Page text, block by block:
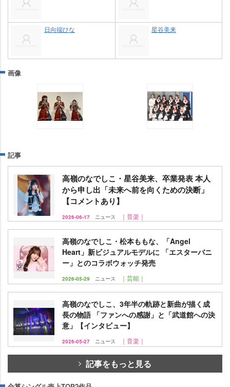
日向端ひな 星谷美来
画像
記事
高嶺のなでしこ・星谷美来、卒業発表 本人
から申し出「未来へ前を向くための決断」
【コメントあり】
2026-06-17 ニュース ｜音楽｜
高嶺のなでしこ・松本ももな、「Angel
Heart」新ビジュアルモデルに 「エスターバニ
ー」とのコラボウォッチ発売
2026-05-29 ニュース ｜芸能｜
高嶺のなでしこ、3年半の軌跡と新曲が描く成
長の物語 「ファンへの感謝」と「武道館への決
意」【インタビュー】
2026-05-27 ニュース ｜音楽｜
記事をもっと見る